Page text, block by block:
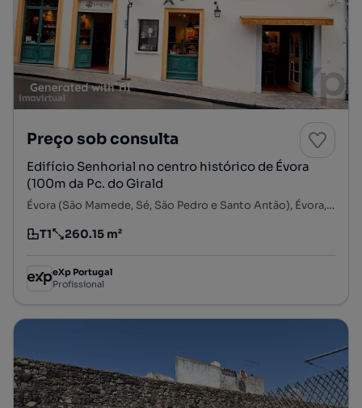
Preço sob consulta
Edifício Senhorial no centro histórico de Évora
(100m da Pc. do Girald
Évora (São Mamede, Sé, São Pedro e Santo Antão), Évora, Évora
Tipologia
T1
Preço por metro quadrado
260.15 m²
eXp Portugal
Profissional